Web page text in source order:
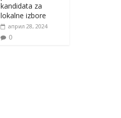
kandidata za
lokalne izbore
април 28, 2024
0